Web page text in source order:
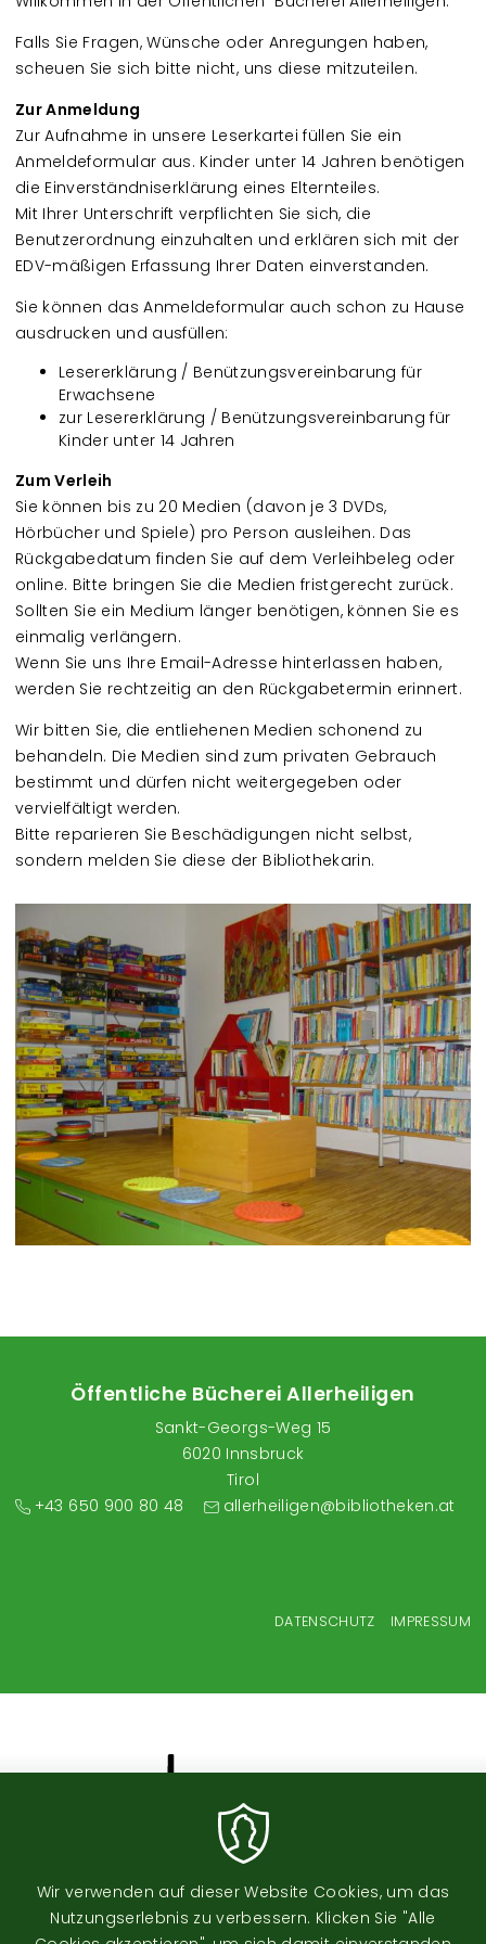
Falls Sie Fragen, Wünsche oder Anregungen haben,
scheuen Sie sich bitte nicht, uns diese mitzuteilen.
Zur Anmeldung
Zur Aufnahme in unsere Leserkartei füllen Sie ein
Anmeldeformular aus. Kinder unter 14 Jahren benötigen
die Einverständniserklärung eines Elternteiles.
Mit Ihrer Unterschrift verpflichten Sie sich, die
Benutzerordnung einzuhalten und erklären sich mit der
EDV-mäßigen Erfassung Ihrer Daten einverstanden.
Sie können das Anmeldeformular auch schon zu Hause
ausdrucken und ausfüllen:
Lesererklärung / Benützungsvereinbarung für
Erwachsene
zur Lesererklärung / Benützungsvereinbarung für
Kinder unter 14 Jahren
Zum Verleih
Sie können bis zu 20 Medien (davon je 3 DVDs,
Hörbücher und Spiele) pro Person ausleihen. Das
Rückgabedatum finden Sie auf dem Verleihbeleg oder
online. Bitte bringen Sie die Medien fristgerecht zurück.
Sollten Sie ein Medium länger benötigen, können Sie es
einmalig verlängern.
Wenn Sie uns Ihre Email-Adresse hinterlassen haben,
werden Sie rechtzeitig an den Rückgabetermin erinnert.
Wir bitten Sie, die entliehenen Medien schonend zu
behandeln. Die Medien sind zum privaten Gebrauch
bestimmt und dürfen nicht weitergegeben oder
vervielfältigt werden.
Bitte reparieren Sie Beschädigungen nicht selbst,
sondern melden Sie diese der Bibliothekarin.
Öffentliche Bücherei Allerheiligen
Sankt-Georgs-Weg 15
6020 Innsbruck
Tirol
+43 650 900 80 48
allerheiligen@bibliotheken.at
DATENSCHUTZ IMPRESSUM
Wir verwenden auf dieser Website Cookies, um das
Nutzungserlebnis zu verbessern. Klicken Sie "Alle